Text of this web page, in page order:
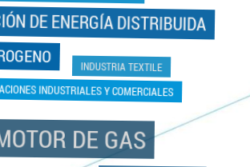
DE ENERGÍA DISTRIBUIDA
INDUSTRIA TEXTILE
INDUSTRIALES Y COMERCIALES
DE GAS